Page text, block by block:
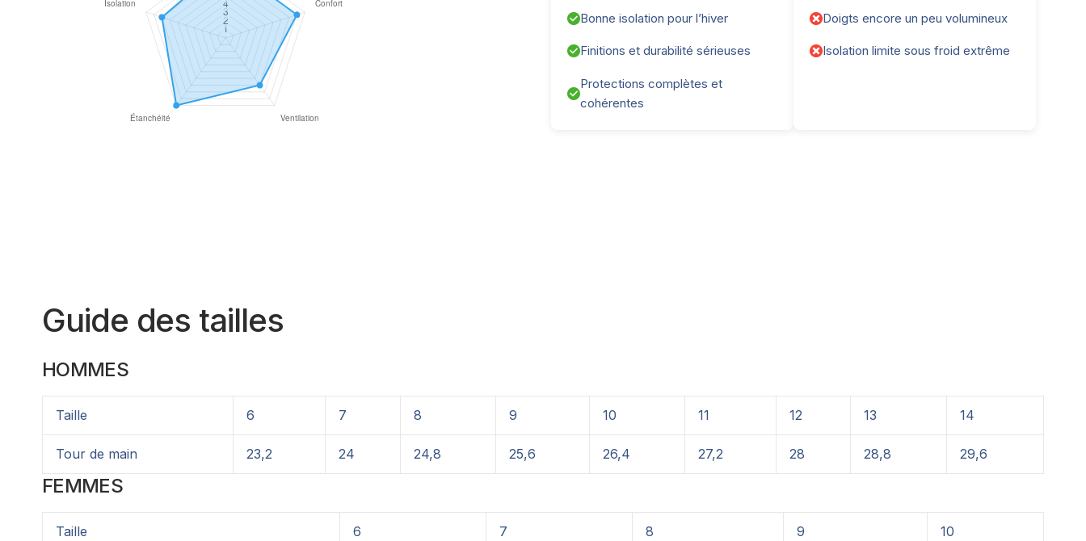
Bonne isolation pour l’hiver
Finitions et durabilité sérieuses
Protections complètes et
cohérentes
Doigts encore un peu volumineux
Isolation limite sous froid extrême
Guide des tailles
HOMMES
Taille 6 7 8 9 10 11 12 13 14
Tour de main 23,2 24 24,8 25,6 26,4 27,2 28 28,8 29,6
FEMMES
Taille 6 7 8 9 10